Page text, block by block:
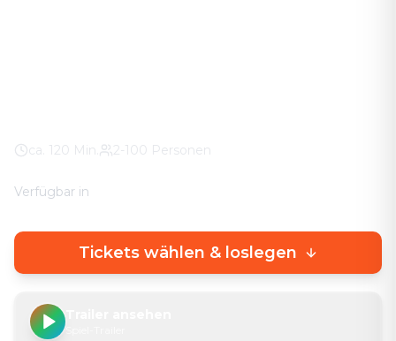
ca. 120 Min. 2-100 Personen
Verfügbar in
Tickets wählen & loslegen